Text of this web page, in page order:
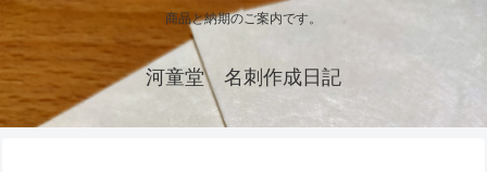
商品と納期のご案内です。
河童堂 名刺作成日記